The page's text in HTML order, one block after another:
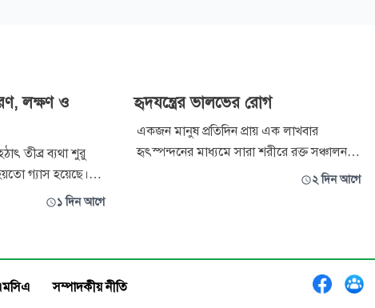
লক্ষণ ও
তীব্র ব্যথা শুরু
গ্যাস হয়েছে।
কমলো না। অবশেষে
সাধারণ রোগ।
১ দিন আগে
হৃদযন্ত্রের ভালভের রোগ
একজন মানুষ প্রতিদিন প্রায় এক লাখবার
হৃৎস্পন্দনের মাধ্যমে সারা শরীরে রক্ত সঞ্চালন
করেন। এই নিরবচ্ছিন্ন কর্মযজ্ঞের পেছনে
যেতে বাধা দেয়। কিন্তু যখন এই ভ
২ দিন আগে
সম্পাদকীয় নীতি